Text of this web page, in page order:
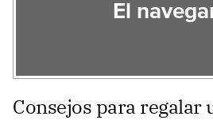
El
Consejos para regalar